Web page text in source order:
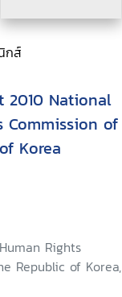
กส์
2010 National
Commission of
Korea
Rights
Republic of Korea,